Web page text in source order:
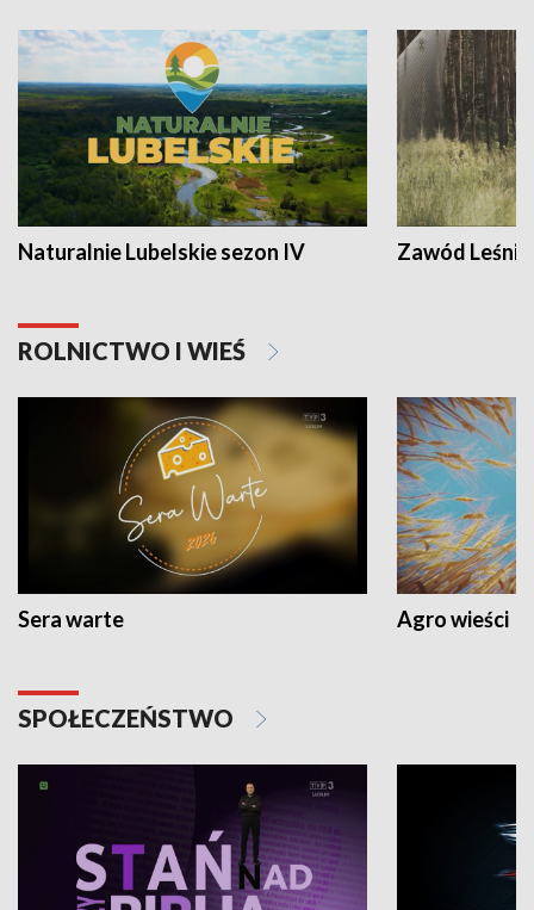
Naturalnie Lubelskie sezon IV Zawód Leśnik
ROLNICTWO I WIEŚ
Sera warte Agro wieści
SPOŁECZEŃSTWO